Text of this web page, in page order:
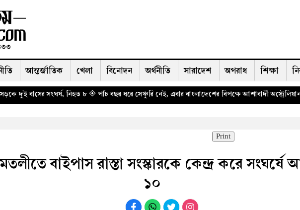
আন্তর্জাতিক খেলা বিনোদন অর্থনীতি সারাদেশ অপরাধ শিক্ষা
নিহত ৮◈ পাঁচ বছর ধরে সেঞ্চুরি নেই, এবার বাংলাদেশের বিপক্ষে আশাবাদী অ‌স্ট্রেলিয়ান লাবুশেন◈
Print
বাইপাস রাস্তা সংস্কারকে কেন্দ্র করে সংঘর্ষে
১০